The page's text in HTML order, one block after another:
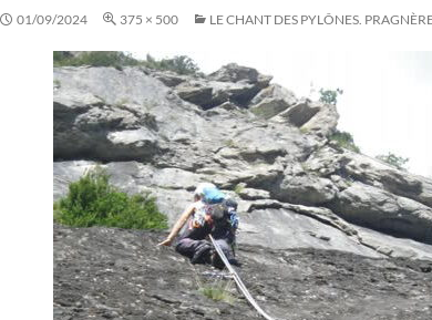
01/09/2024 375 × 500 LE CHANT DES PYLÔNES.